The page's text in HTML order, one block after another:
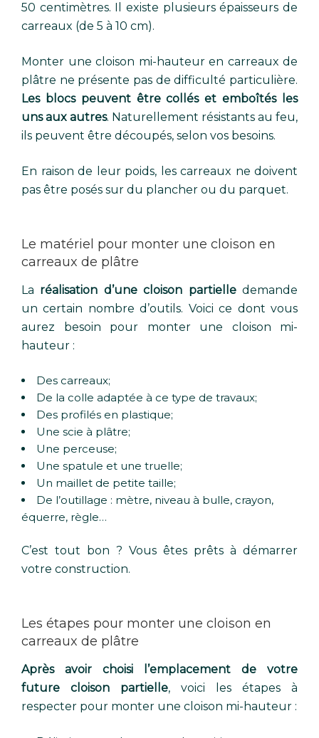
50 centimètres. Il existe plusieurs épaisseurs de
carreaux (de 5 à 10 cm).
Monter une cloison mi-hauteur en carreaux de
plâtre ne présente pas de difficulté particulière.
Les blocs peuvent être collés et emboîtés les
uns aux autres. Naturellement résistants au feu,
ils peuvent être découpés, selon vos besoins.
En raison de leur poids, les carreaux ne doivent
pas être posés sur du plancher ou du parquet.
Le matériel pour monter une cloison en
carreaux de plâtre
La réalisation d’une cloison partielledemande
un certain nombre d’outils. Voici ce dont vous
aurez besoin pour monter une cloison mi-
hauteur :
Des carreaux;
De la colle adaptée à ce type de travaux;
Des profilés en plastique;
Une scie à plâtre;
Une perceuse;
Une spatule et une truelle;
Un maillet de petite taille;
De l’outillage : mètre, niveau à bulle, crayon,
équerre, règle…
C’est tout bon ? Vous êtes prêts à démarrer
votre construction.
Les étapes pour monter une cloison en
carreaux de plâtre
Après avoir choisi l’emplacement de votre
future cloison partielle, voici les étapes à
respecter pour monter une cloison mi-hauteur :